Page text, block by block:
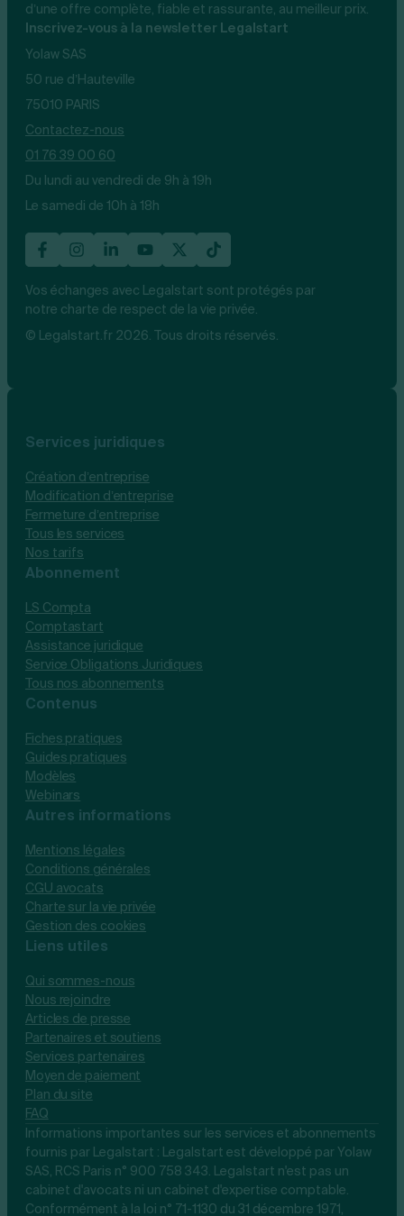
d’une offre complète, fiable et rassurante, au meilleur prix.
Inscrivez-vous à la newsletter Legalstart
Yolaw SAS
50 rue d’Hauteville
75010 PARIS
Contactez-nous
01 76 39 00 60
Du lundi au vendredi de 9h à 19h
Le samedi de 10h à 18h
Vos échanges avec Legalstart sont protégés par
notre charte de respect de la vie privée.
© Legalstart.fr 2026. Tous droits réservés.
Services juridiques
Création d’entreprise
Modification d’entreprise
Fermeture d’entreprise
Tous les services
Nos tarifs
Abonnement
LS Compta
Comptastart
Assistance juridique
Service Obligations Juridiques
Tous nos abonnements
Contenus
Fiches pratiques
Guides pratiques
Modèles
Webinars
Autres informations
Mentions légales
Conditions générales
CGU avocats
Charte sur la vie privée
Gestion des cookies
Liens utiles
Qui sommes-nous
Nous rejoindre
Articles de presse
Partenaires et soutiens
Services partenaires
Moyen de paiement
Plan du site
FAQ
Informations importantes sur les services et abonnements
fournis par Legalstart : Legalstart est développé par Yolaw
SAS, RCS Paris n° 900 758 343. Legalstart n'est pas un
cabinet d'avocats ni un cabinet d'expertise comptable.
Conformément à la loi n° 71-1130 du 31 décembre 1971,